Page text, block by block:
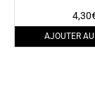
4,30
AJOUTER